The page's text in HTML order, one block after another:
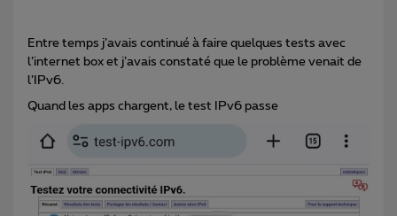
Entre temps j’avais continué à faire quelques tests avec
l’internet box et j’avais constaté que le problème venait de
l’IPv6.
Quand les apps chargent, le test IPv6 passe